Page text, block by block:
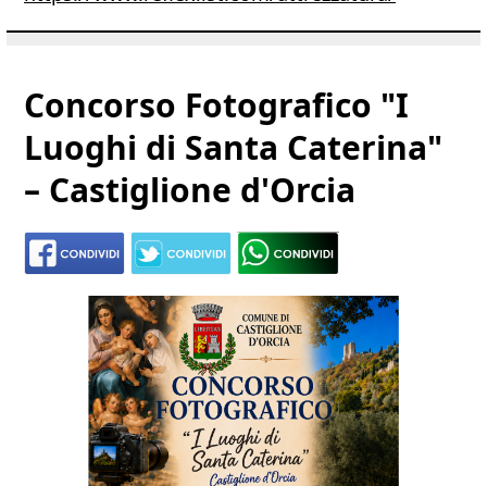
Concorso Fotografico "I
Luoghi di Santa Caterina"
– Castiglione d'Orcia